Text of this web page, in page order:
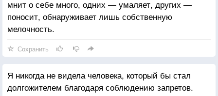
мнит о себе много, одних — умаляет, других —
поносит, обнаруживает лишь собственную
мелочность.
Сохранить
Я никогда не видела человека, который бы стал
долгожителем благодаря соблюдению запретов.